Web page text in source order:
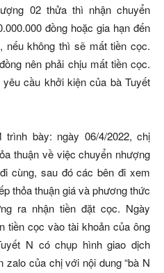
02 thửa thì nhận chuyển
đồng hoặc gia hạn đến
nếu không thì sẽ mất tiền cọc.
nên phải chịu mất tiền cọc.
cầu khởi kiện của bà Tuyết
bày: ngày 06/4/2022, chị
thuận về việc chuyển nhượng
cùng, sau đó các bên đi xem
thỏa thuận giá và phương thức
ra nhận tiền đặt cọc. Ngày
tiền cọc vào tài khoản của ông
N có chụp hình giao dịch
zalo của chị với nội dung “bà N